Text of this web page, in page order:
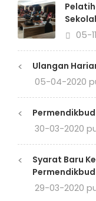
05-
<
Ulangan
05-04-2020
<
Permendikbud
30-03-2020
<
Syarat Baru
29-03-2020